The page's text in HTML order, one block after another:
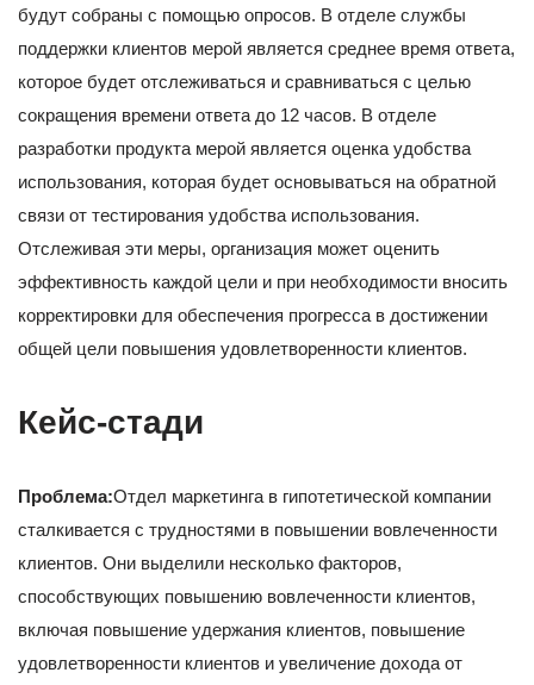
будут собраны с помощью опросов. В отделе службы
поддержки клиентов мерой является среднее время ответа,
которое будет отслеживаться и сравниваться с целью
сокращения времени ответа до 12 часов. В отделе
разработки продукта мерой является оценка удобства
использования, которая будет основываться на обратной
связи от тестирования удобства использования.
Отслеживая эти меры, организация может оценить
эффективность каждой цели и при необходимости вносить
корректировки для обеспечения прогресса в достижении
общей цели повышения удовлетворенности клиентов.
Кейс-стади
Проблема:Отдел маркетинга в гипотетической компании
сталкивается с трудностями в повышении вовлеченности
клиентов. Они выделили несколько факторов,
способствующих повышению вовлеченности клиентов,
включая повышение удержания клиентов, повышение
удовлетворенности клиентов и увеличение дохода от